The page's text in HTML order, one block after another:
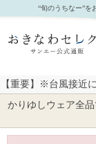
｜おきなわセレクト サンエ
“旬のうちなー”
【重要】※台風接近
かりゆしウェア全